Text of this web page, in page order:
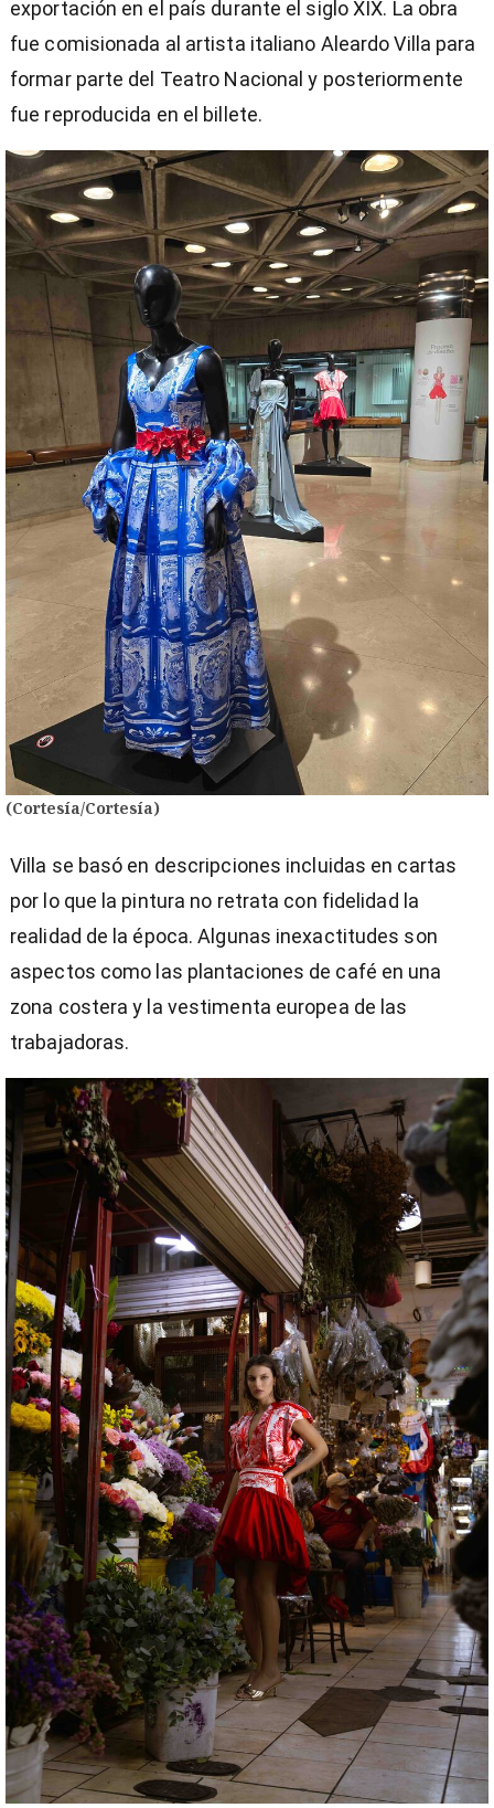
exportación en el país durante el siglo XIX. La obra
fue comisionada al artista italiano Aleardo Villa para
formar parte del Teatro Nacional y posteriormente
fue reproducida en el billete.
(Cortesía/Cortesía)
Villa se basó en descripciones incluidas en cartas
por lo que la pintura no retrata con fidelidad la
realidad de la época. Algunas inexactitudes son
aspectos como las plantaciones de café en una
zona costera y la vestimenta europea de las
trabajadoras.